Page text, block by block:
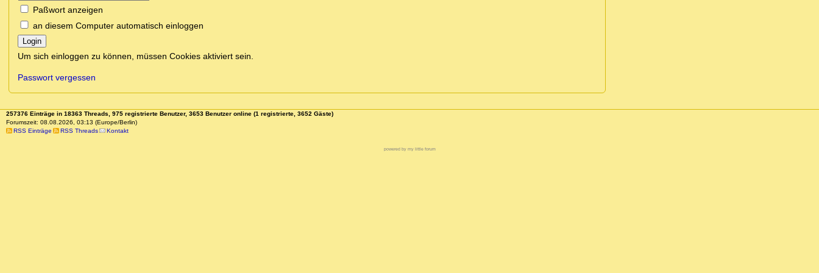
Paßwort anzeigen
an diesem Computer automatisch einloggen
Login
Um sich einloggen zu können, müssen Cookies aktiviert sein.
Passwort vergessen
257376 Einträge in 18363 Threads, 975 registrierte Benutzer, 3653 Benutzer online (1 registrierte, 3652 Gäste)
Forumszeit: 08.08.2026, 03:13 (Europe/Berlin)
RSS Einträge
RSS Threads Kontakt
powered by my little forum